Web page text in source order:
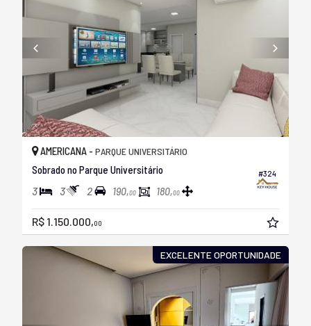
#324
AMERICANA - PARQUE UNIVERSITÁRIO
Sobrado no Parque Universitário
3 3 2 190,00 180,00
R$ 1.150.000,00
EXCELENTE OPORTUNIDADE